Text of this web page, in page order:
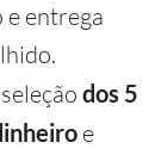
e entrega
dos 5
e